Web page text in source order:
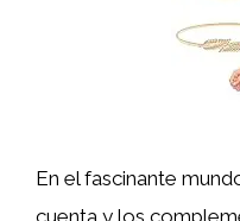
En el fascinante
cuenta y los